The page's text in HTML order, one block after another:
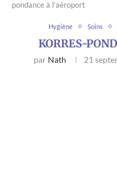
pondance à l’aéroport
Hygiène Soins
KORRES-
par Nath 21